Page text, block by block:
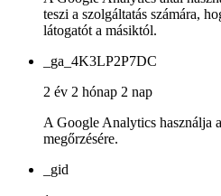
teszi a szolgáltatás számára,
látogatót a másiktól.
_ga_4K3LP2P7DC
2 év 2 hónap 2 nap
A Google Analytics használja
megőrzésére.
_gid